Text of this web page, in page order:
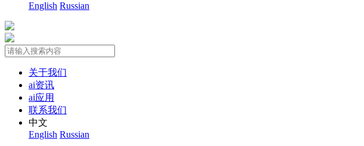
English Russian
关于我们
ai资讯
ai应用
联系我们
中文
English Russian